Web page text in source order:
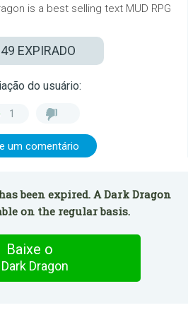
is a best selling text MUD RPG
EXPIRADO
do usuário:
1
um comentário
been expired. A Dark Dragon
on the regular basis.
Baixe o
Dragon